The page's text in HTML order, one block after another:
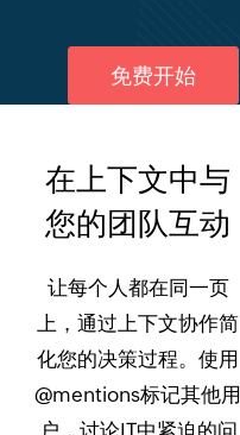
免费开始
在上下文中与
您的团队互动
让每个人都在同一页
上，通过上下文协作简
化您的决策过程。使用
@mentions标记其他用
户，讨论IT中紧迫的问